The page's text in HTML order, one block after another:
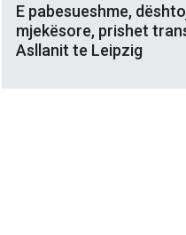
E pabesueshme,
mjekësore, prishet
Asllanit te Leipzig